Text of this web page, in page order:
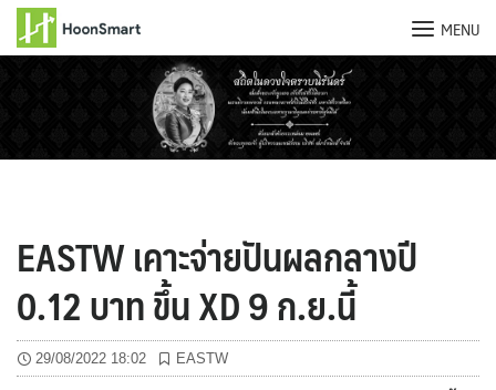
MENU
EASTW เคาะจ่ายปันผลกลางปี
0.12 บาท ขึ้น XD 9 ก.ย.นี้
29/08/2022 18:02 EASTW